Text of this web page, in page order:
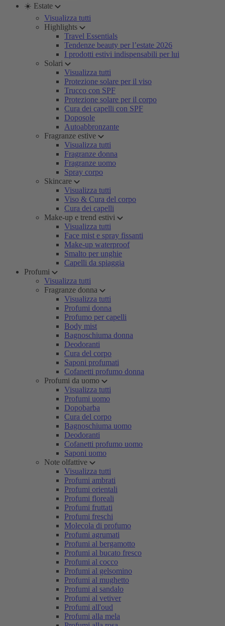
☀️ Estate
Visualizza tutti
Highlights
Travel Essentials
Tendenze beauty per l’estate 2026
I prodotti estivi indispensabili per lui
Solari
Visualizza tutti
Protezione solare per il viso
Trucco con SPF
Protezione solare per il corpo
Cura dei capelli con SPF
Doposole
Autoabbronzante
Fragranze estive
Visualizza tutti
Fragranze donna
Fragranze uomo
Spray corpo
Skincare
Visualizza tutti
Viso & Cura del corpo
Cura dei capelli
Make-up e trend estivi
Visualizza tutti
Face mist e spray fissanti
Make-up waterproof
Smalto per unghie
Capelli da spiaggia
Profumi
Visualizza tutti
Fragranze donna
Visualizza tutti
Profumi donna
Profumo per capelli
Body mist
Bagnoschiuma donna
Deodoranti
Cura del corpo
Saponi profumati
Cofanetti profumo donna
Profumi da uomo
Visualizza tutti
Profumi uomo
Dopobarba
Cura del corpo
Bagnoschiuma uomo
Deodoranti
Cofanetti profumo uomo
Saponi uomo
Note olfattive
Visualizza tutti
Profumi ambrati
Profumi orientali
Profumi floreali
Profumi fruttati
Profumi freschi
Molecola di profumo
Profumi agrumati
Profumi al bergamotto
Profumi al bucato fresco
Profumi al cocco
Profumi al gelsomino
Profumi al mughetto
Profumi al sandalo
Profumi al vetiver
Profumi all'oud
Profumi alla mela